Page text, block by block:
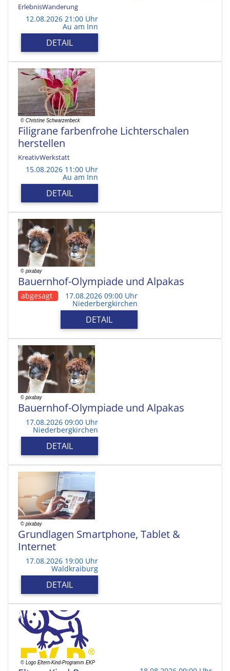
ErlebnisWanderung
12.08.2026 21:00 Uhr
Au am Inn
DETAIL
Filigrane farbenfrohe Lichterschalen
herstellen
KreativWerkstatt
15.08.2026 11:00 Uhr
Au am Inn
DETAIL
Bauernhof-Olympiade und Alpakas
abgesagt 17.08.2026 09:00 Uhr
Niederbergkirchen
DETAIL
Bauernhof-Olympiade und Alpakas
17.08.2026 09:00 Uhr
Niederbergkirchen
DETAIL
Grundlagen Smartphone, Tablet &
Internet
17.08.2026 19:00 Uhr
Waldkraiburg
DETAIL